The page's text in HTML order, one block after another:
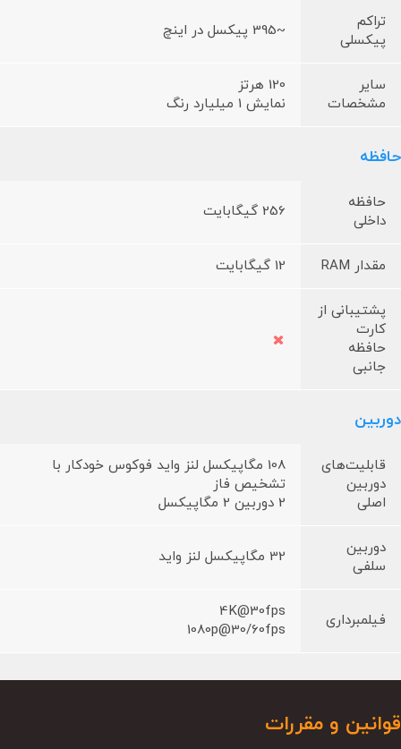
تراکم
پیکسلی
~395 پیکسل در اینچ
سایر
مشخصات
120 هرتز
نمایش 1 میلیارد رنگ
حافظه
حافظه
داخلی
256 گیگابایت
مقدار RAM 12 گیگابایت
پشتیبانی از
کارت
حافظه
جانبی
دوربین
قابلیت‌های
دوربین
اصلی
108 مگاپیکسل لنز واید فوکوس خودکار با
تشخیص فاز
2 دوربین 2 مگاپیکسل
دوربین
سلفی
32 مگاپیکسل لنز واید
فیلمبرداری
4K@30fps
1080p@30/60fps
قوانین و مقررات